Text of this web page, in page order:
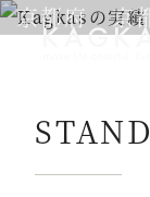
京都府 京